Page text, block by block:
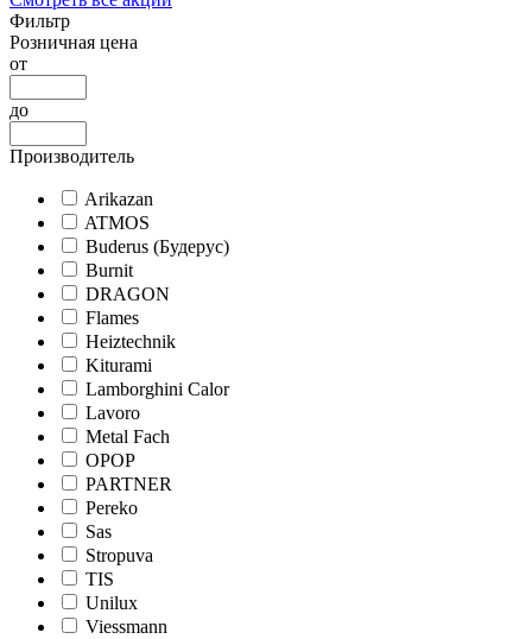
Фильтр
Розничная цена
от
до
Производитель
Arikazan
ATMOS
Buderus (Будерус)
Burnit
DRAGON
Flames
Heiztechnik
Kiturami
Lamborghini Calor
Lavoro
Metal Fach
OPOP
PARTNER
Pereko
Sas
Stropuva
TIS
Unilux
Viessmann